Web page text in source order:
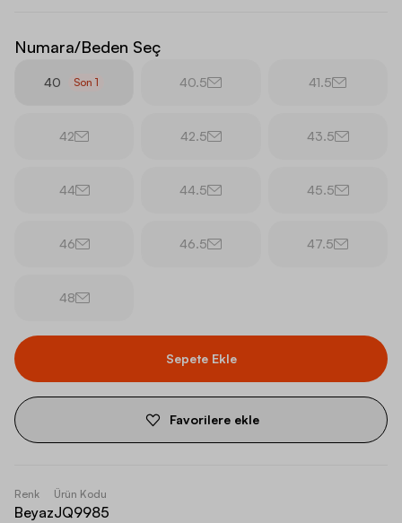
Numara/Beden Seç
40 Son1 40.5 41.5
42 42.5 43.5
44 44.5 45.5
46 46.5 47.5
48
Sepete Ekle
Favorilere ekle
Renk
Beyaz
Ürün Kodu
JQ9985